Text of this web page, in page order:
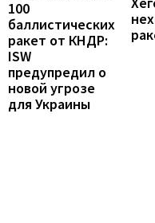
100
баллистических
ракет от КНДР:
ISW
предупредил о
новой угрозе
для Украины